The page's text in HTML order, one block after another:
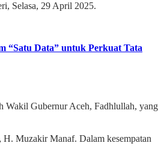
Selasa, 29 April 2025.
“Satu Data” untuk Perkuat Tata
Wakil Gubernur Aceh, Fadhlullah, yang
Muzakir Manaf. Dalam kesempatan